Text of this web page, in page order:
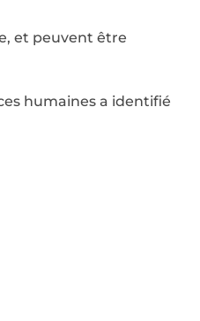
et peuvent être
humaines a identifié